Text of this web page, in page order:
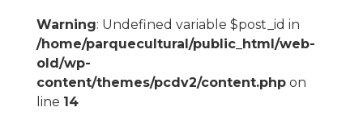
Warning: Undefined variable $post_id in
/home/parquecultural/public_html/web-
old/wp-
content/themes/pcdv2/content.phpon
line 14